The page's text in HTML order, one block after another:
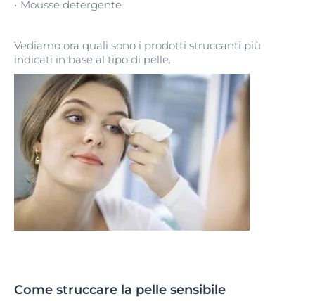
Mousse detergente
Vediamo ora quali sono i prodotti struccanti più
indicati in base al tipo di pelle.
Come struccare la pelle sensibile